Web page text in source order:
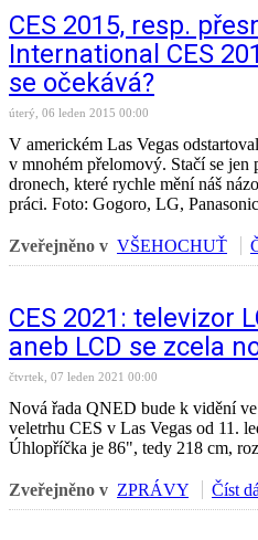
CES 2015, resp.
International CES
se očekává?
úterý, 06 leden 2015 00:00
V americkém Las Vegas
v mnohém přelomový. Stačí se jen
dronech, které rychle mění náš
práci. Foto: Gogoro, LG,
Zveřejněno v VŠEHOCHUŤ
CES 2021: televizor
aneb LCD se zcela
čtvrtek, 07 leden 2021 00:00
Nová řada QNED bude k vidění
veletrhu CES v Las Vegas od 11.
Úhlopříčka je 86", tedy 218 cm,
Zveřejněno v ZPRÁVY Číst